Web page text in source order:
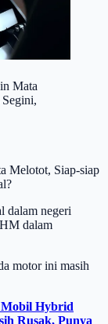
Mata
Melotot, Siap-siap
dalam negeri
dalam
motor ini masih
Mobil Hybrid
Rusak, Punya